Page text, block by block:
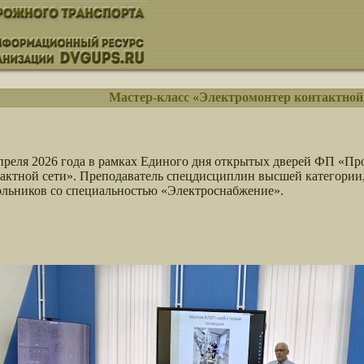
Мастер-класс «Электромонтер контактной
2026 года в рамках Единого дня открытых дверей ФП
сети». Преподаватель спецдисциплин высшей
со специальностью «Электроснабжение».